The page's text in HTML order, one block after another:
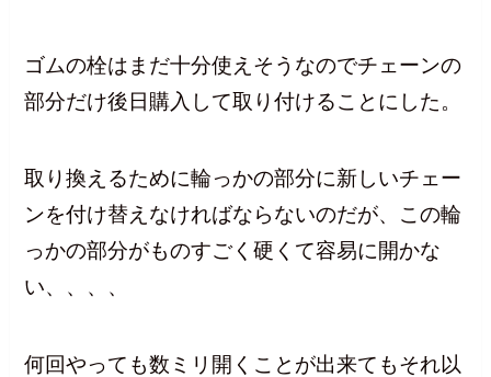
ゴムの栓はまだ十分使えそうなのでチェーンの
部分だけ後日購入して取り付けることにした。
取り換えるために輪っかの部分に新しいチェー
ンを付け替えなければならないのだが、この輪
っかの部分がものすごく硬くて容易に開かな
い、、、、
何回やっても数ミリ開くことが出来てもそれ以